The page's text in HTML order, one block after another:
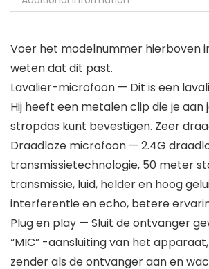
Voer het modelnummer hierboven
weten dat dit past.
Lavalier-microfoon — Dit is een
Hij heeft een metalen clip die je aan
stropdas kunt bevestigen. Zeer
Draadloze microfoon — 2.4G
transmissietechnologie, 50 meter
transmissie, luid, helder en hoog
interferentie en echo, betere
Plug en play — Sluit de ontvanger
“MIC” -aansluiting van het
zender als de ontvanger aan en